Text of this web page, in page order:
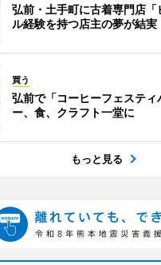
弘前・土手町に古着専門店
ル経験を持つ店主の夢が結実
買う
弘前で「コーヒーフェステ
ー、食、クラフト一堂に
もっと見る